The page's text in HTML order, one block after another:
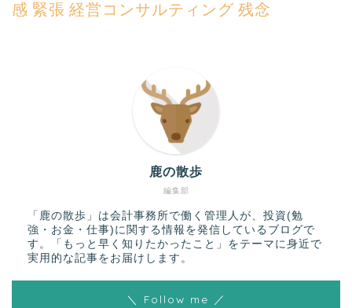
感 緊張 経営コンサルティング 残念
編集部
鹿の散歩
「鹿の散歩」は会計事務所で働く管理人が、投資(勉
強・お金・仕事)に関する情報を発信しているブログで
す。「もっと早く知りたかったこと」をテーマに身近で
実用的な記事をお届けします。
＼ Follow me ／